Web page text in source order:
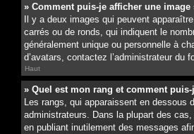
» Comment puis-je afficher une
Il y a deux images qui peuvent
carrés ou de ronds, qui indiquent le
généralement unique ou personnelle à
d’avatars, contactez l’administrateur
Haut
» Quel est mon rang et comment
Les rangs, qui apparaissent en dessous
administrateurs. Dans la plupart des
en publiant inutilement des messages